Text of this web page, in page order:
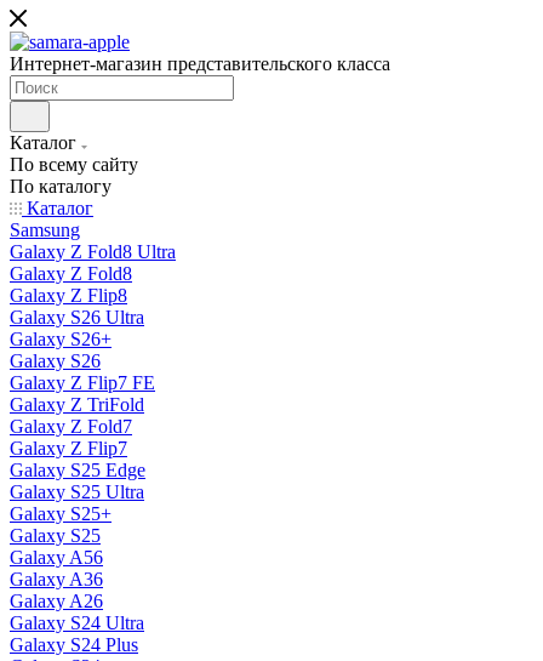
Интернет-магазин представительского класса
Каталог
По всему сайту
По каталогу
Каталог
Samsung
Galaxy Z Fold8 Ultra
Galaxy Z Fold8
Galaxy Z Flip8
Galaxy S26 Ultra
Galaxy S26+
Galaxy S26
Galaxy Z Flip7 FE
Galaxy Z TriFold
Galaxy Z Fold7
Galaxy Z Flip7
Galaxy S25 Edge
Galaxy S25 Ultra
Galaxy S25+
Galaxy S25
Galaxy A56
Galaxy A36
Galaxy A26
Galaxy S24 Ultra
Galaxy S24 Plus